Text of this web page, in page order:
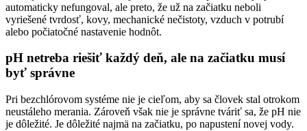
automaticky nefungoval, ale preto, že už na začiatku neboli
vyriešené tvrdosť, kovy, mechanické nečistoty, vzduch v potrubí
alebo počiatočné nastavenie hodnôt.
pH netreba riešiť každý deň, ale na začiatku musí
byť správne
Pri bezchlórovom systéme nie je cieľom, aby sa človek stal otrokom
neustáleho merania. Zároveň však nie je správne tváriť sa, že pH nie
je dôležité. Je dôležité najmä na začiatku, po napustení novej vody.